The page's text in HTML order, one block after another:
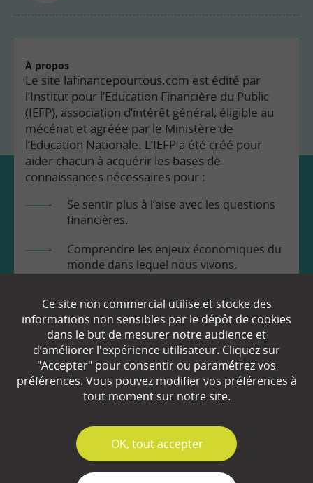
À propos
Le site lafinancepourtous.com est édité par
l’Institut pour l’Education Financière du Public
(IEFP), association d’intérêt général, éligible au
mécénat et agréée par le Ministère de
l’Education Nationale. L’IEFP a été créé pour
aider chacun à acquérir les bases de
connaissances nécessaires pour :
Se sentir plus à l’aise avec les questions
financières.
Comprendre les enjeux économiques du
monde dans lequel nous vivons.
les décisions qui nous concernent.
Qui sommes-nous ?
Ce site non commercial utilise et stocke des
informations non sensibles par le dépôt de cookies
dans le but de mesurer notre audience et
d’améliorer l'expérience utilisateur. Cliquez sur
"Accepter" pour consentir ou paramétrez vos
préférences. Vous pouvez modifier vos préférences à
tout moment sur notre site.
✓
OK, tout accepter